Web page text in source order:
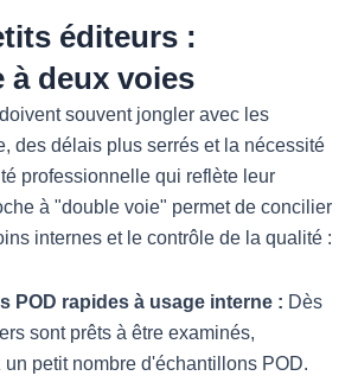
éditeurs :
à deux voies
souvent jongler avec les
des délais plus serrés et la nécessité
professionnelle qui reflète leur
à "double voie" permet de concilier
internes et le contrôle de la qualité :
POD rapides à usage interne : Dès
sont prêts à être examinés,
un petit nombre d'échantillons POD.